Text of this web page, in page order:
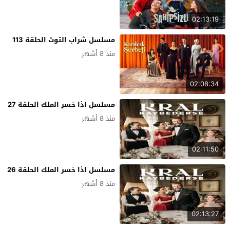
02:13:19
02:08:34
مسلسل شراب التوت الحلقة 113
منذ 8 أشهر
02:11:50
مسلسل اذا خسر الملك الحلقة 27
منذ 8 أشهر
02:13:27
مسلسل اذا خسر الملك الحلقة 26
منذ 8 أشهر